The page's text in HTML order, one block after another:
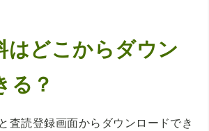
はどこからダウン
る？
査読登録画面からダウンロードでき